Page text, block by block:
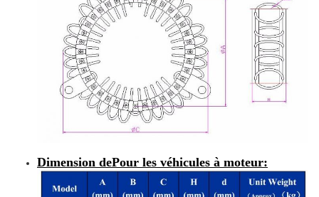
Dimension dePour les véhicules à moteur: